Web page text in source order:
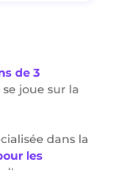
de 3
se joue sur la
dans la
les